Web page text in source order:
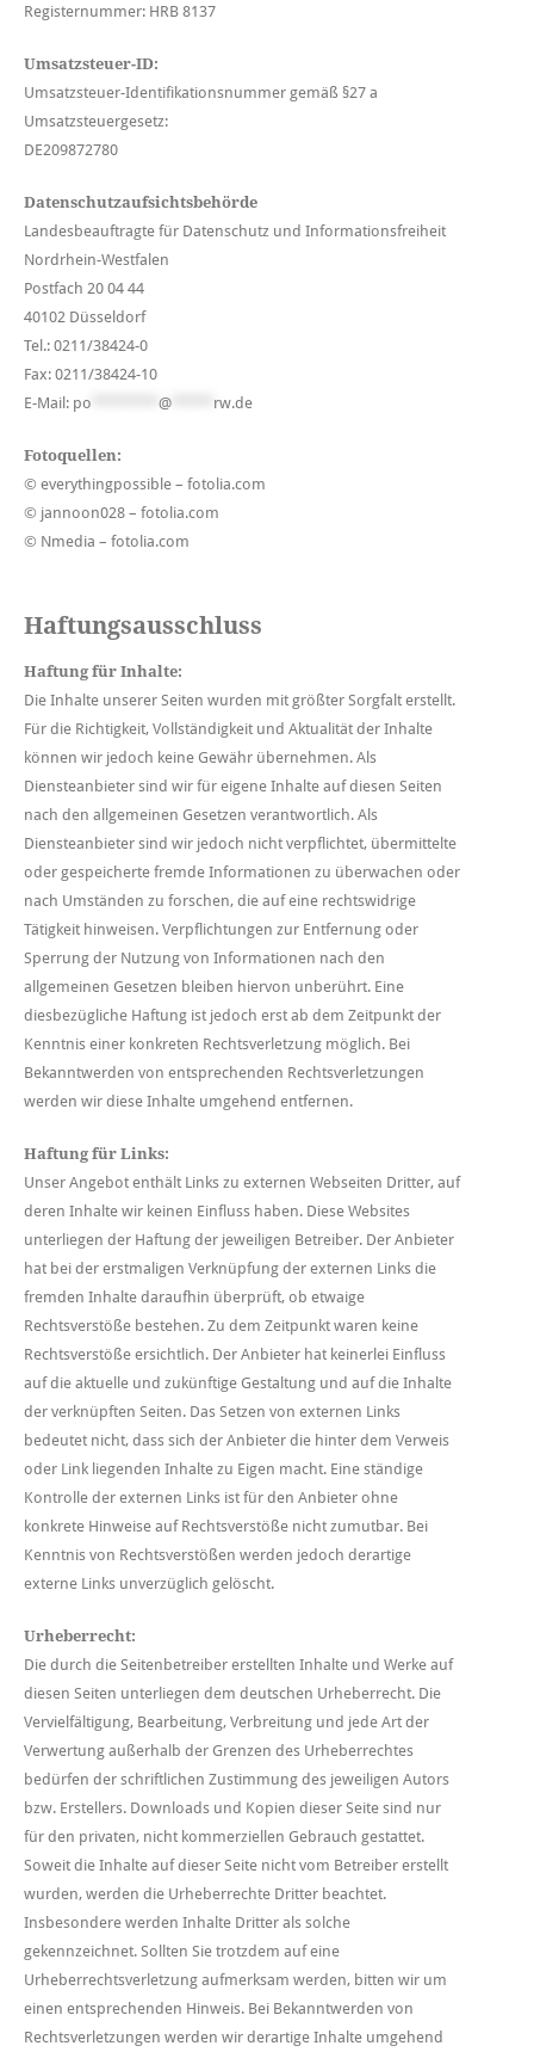
Registernummer: HRB 8137
Umsatzsteuer-ID:
Umsatzsteuer-Identifikationsnummer gemäß §27 a
Umsatzsteuergesetz:
DE209872780
Datenschutzaufsichtsbehörde
Landesbeauftragte für Datenschutz und Informationsfreiheit
Nordrhein-Westfalen
Postfach 20 04 44
40102 Düsseldorf
Tel.: 0211/38424-0
Fax: 0211/38424-10
E-Mail: po @ rw.de
Fotoquellen:
© everythingpossible – fotolia.com
© jannoon028 – fotolia.com
© Nmedia – fotolia.com
Haftungsausschluss
Haftung für Inhalte:
Die Inhalte unserer Seiten wurden mit größter Sorgfalt erstellt.
Für die Richtigkeit, Vollständigkeit und Aktualität der Inhalte
können wir jedoch keine Gewähr übernehmen. Als
Diensteanbieter sind wir für eigene Inhalte auf diesen Seiten
nach den allgemeinen Gesetzen verantwortlich. Als
Diensteanbieter sind wir jedoch nicht verpflichtet, übermittelte
oder gespeicherte fremde Informationen zu überwachen oder
nach Umständen zu forschen, die auf eine rechtswidrige
Tätigkeit hinweisen. Verpflichtungen zur Entfernung oder
Sperrung der Nutzung von Informationen nach den
allgemeinen Gesetzen bleiben hiervon unberührt. Eine
diesbezügliche Haftung ist jedoch erst ab dem Zeitpunkt der
Kenntnis einer konkreten Rechtsverletzung möglich. Bei
Bekanntwerden von entsprechenden Rechtsverletzungen
werden wir diese Inhalte umgehend entfernen.
Haftung für Links:
Unser Angebot enthält Links zu externen Webseiten Dritter, auf
deren Inhalte wir keinen Einfluss haben. Diese Websites
unterliegen der Haftung der jeweiligen Betreiber. Der Anbieter
hat bei der erstmaligen Verknüpfung der externen Links die
fremden Inhalte daraufhin überprüft, ob etwaige
Rechtsverstöße bestehen. Zu dem Zeitpunkt waren keine
Rechtsverstöße ersichtlich. Der Anbieter hat keinerlei Einfluss
auf die aktuelle und zukünftige Gestaltung und auf die Inhalte
der verknüpften Seiten. Das Setzen von externen Links
bedeutet nicht, dass sich der Anbieter die hinter dem Verweis
oder Link liegenden Inhalte zu Eigen macht. Eine ständige
Kontrolle der externen Links ist für den Anbieter ohne
konkrete Hinweise auf Rechtsverstöße nicht zumutbar. Bei
Kenntnis von Rechtsverstößen werden jedoch derartige
externe Links unverzüglich gelöscht.
Urheberrecht:
Die durch die Seitenbetreiber erstellten Inhalte und Werke auf
diesen Seiten unterliegen dem deutschen Urheberrecht. Die
Vervielfältigung, Bearbeitung, Verbreitung und jede Art der
Verwertung außerhalb der Grenzen des Urheberrechtes
bedürfen der schriftlichen Zustimmung des jeweiligen Autors
bzw. Erstellers. Downloads und Kopien dieser Seite sind nur
für den privaten, nicht kommerziellen Gebrauch gestattet.
Soweit die Inhalte auf dieser Seite nicht vom Betreiber erstellt
wurden, werden die Urheberrechte Dritter beachtet.
Insbesondere werden Inhalte Dritter als solche
gekennzeichnet. Sollten Sie trotzdem auf eine
Urheberrechtsverletzung aufmerksam werden, bitten wir um
einen entsprechenden Hinweis. Bei Bekanntwerden von
Rechtsverletzungen werden wir derartige Inhalte umgehend